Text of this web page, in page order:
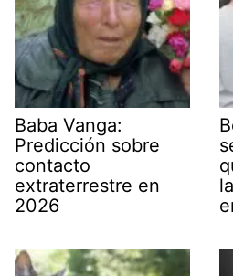
Baba Vanga:
Predicción sobre
contacto
extraterrestre en
2026